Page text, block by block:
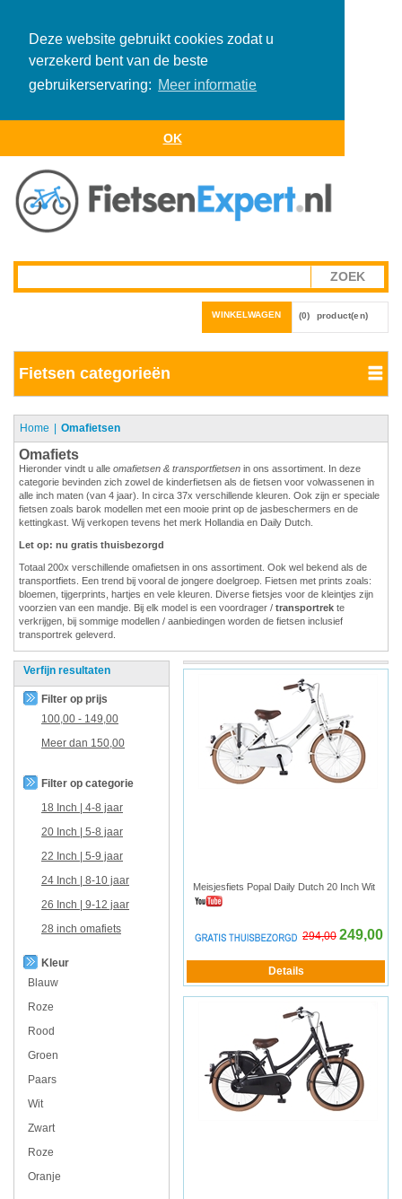
Deze website gebruikt cookies zodat u
verzekerd bent van de beste
gebruikerservaring: Meer informatie
OK
WINKELWAGEN (0) product(en)
Fietsen categorieën
Home Omafietsen
Omafiets
Hieronder vindt u alle omafietsen & transportfietsen in ons assortiment. In deze
categorie bevinden zich zowel de kinderfietsen als de fietsen voor volwassenen in
alle inch maten (van 4 jaar). In circa 37x verschillende kleuren. Ook zijn er speciale
fietsen zoals barok modellen met een mooie print op de jasbeschermers en de
kettingkast. Wij verkopen tevens het merk Hollandia en Daily Dutch.
Let op: nu gratis thuisbezorgd
Totaal 200x verschillende omafietsen in ons assortiment. Ook wel bekend als de
transportfiets. Een trend bij vooral de jongere doelgroep. Fietsen met prints zoals:
bloemen, tijgerprints, hartjes en vele kleuren. Diverse fietsjes voor de kleintjes zijn
voorzien van een mandje. Bij elk model is een voordrager / transportrek te
verkrijgen, bij sommige modellen / aanbiedingen worden de fietsen inclusief
transportrek geleverd.
Verfijn resultaten
Filter op prijs
100,00 - 149,00
Meer dan 150,00
Filter op categorie
18 Inch | 4-8 jaar
20 Inch | 5-8 jaar
22 Inch | 5-9 jaar
24 Inch | 8-10 jaar
26 Inch | 9-12 jaar
28 inch omafiets
Kleur
Blauw
Roze
Rood
Groen
Paars
Wit
Zwart
Roze
Oranje
Meisjesfiets Popal Daily Dutch 20 Inch Wit
294,00 249,00